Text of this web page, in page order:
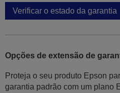
Verificar o estado da garantia
Opções de extensão de
Proteja o seu produto Epson
garantia padrão com um plano